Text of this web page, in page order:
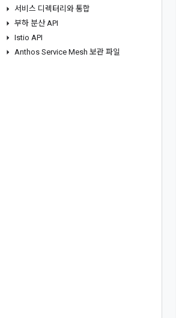
서비스 디렉터리와 통합
부하 분산 API
Istio API
Anthos Service Mesh 보관 파일